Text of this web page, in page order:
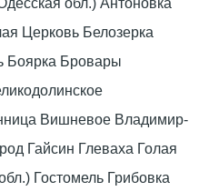
Церковь Белозерка
Боярка Бровары
Вишневое Владимир-
Гайсин Глеваха Голая
Гостомель Грибовка